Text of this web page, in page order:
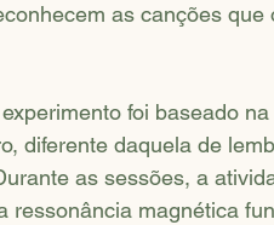
as canções que
foi baseado
diferente daquela de
as sessões, a
ressonância magnética